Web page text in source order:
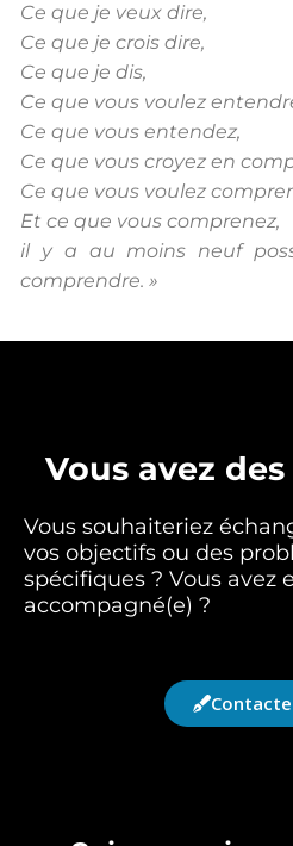
Ce que je veux dire,
Ce que je crois dire,
Ce que je dis,
Ce que vous voulez
Ce que vous entendez,
Ce que vous croyez en
Ce que vous voulez
Et ce que vous comprenez,
il y a au moins neuf
comprendre. »
Vous avez
Vous souhaiteriez
vos objectifs ou des
spécifiques ? Vous avez
accompagné(e) ?